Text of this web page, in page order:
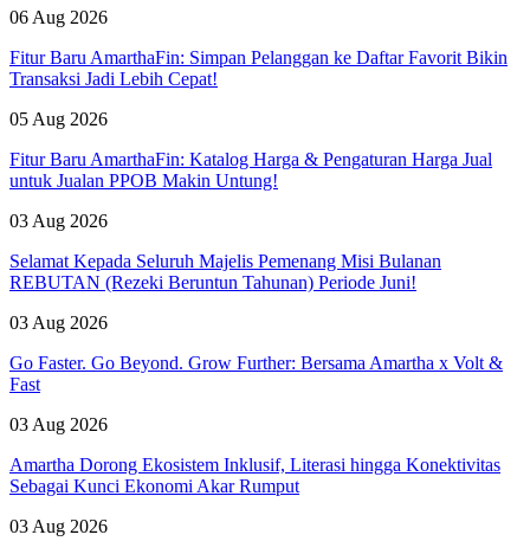
06 Aug 2026
Fitur Baru AmarthaFin: Simpan Pelanggan ke Daftar Favorit Bikin
Transaksi Jadi Lebih Cepat!
05 Aug 2026
Fitur Baru AmarthaFin: Katalog Harga & Pengaturan Harga Jual
untuk Jualan PPOB Makin Untung!
03 Aug 2026
Selamat Kepada Seluruh Majelis Pemenang Misi Bulanan
REBUTAN (Rezeki Beruntun Tahunan) Periode Juni!
03 Aug 2026
Go Faster. Go Beyond. Grow Further: Bersama Amartha x Volt &
Fast
03 Aug 2026
Amartha Dorong Ekosistem Inklusif, Literasi hingga Konektivitas
Sebagai Kunci Ekonomi Akar Rumput
03 Aug 2026